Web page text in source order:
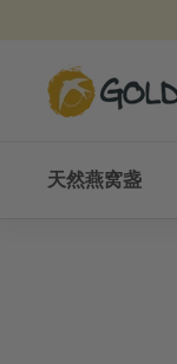
金
燕
天然燕窝盏